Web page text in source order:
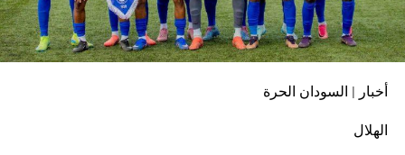
أخبار | السودان الحرة
الهلال